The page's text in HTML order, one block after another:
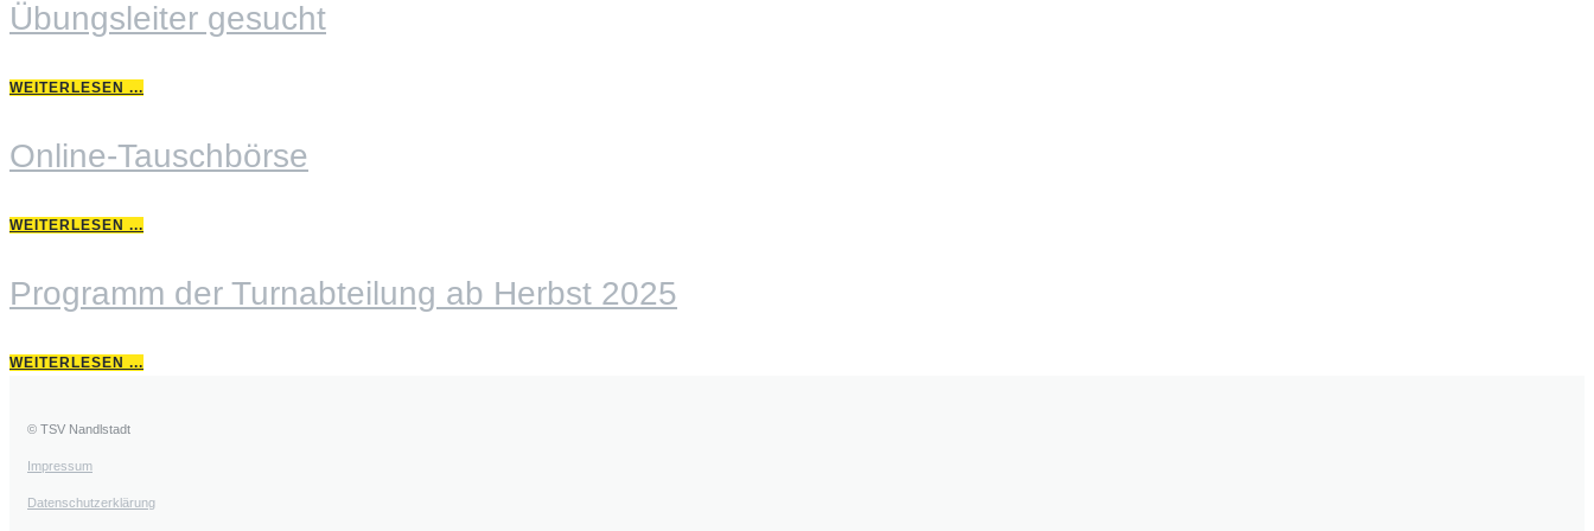
Übungsleiter gesucht
WEITERLESEN ...
Online-Tauschbörse
WEITERLESEN ...
Programm der Turnabteilung ab Herbst 2025
WEITERLESEN ...
© TSV Nandlstadt
Impressum
Datenschutzerklärung